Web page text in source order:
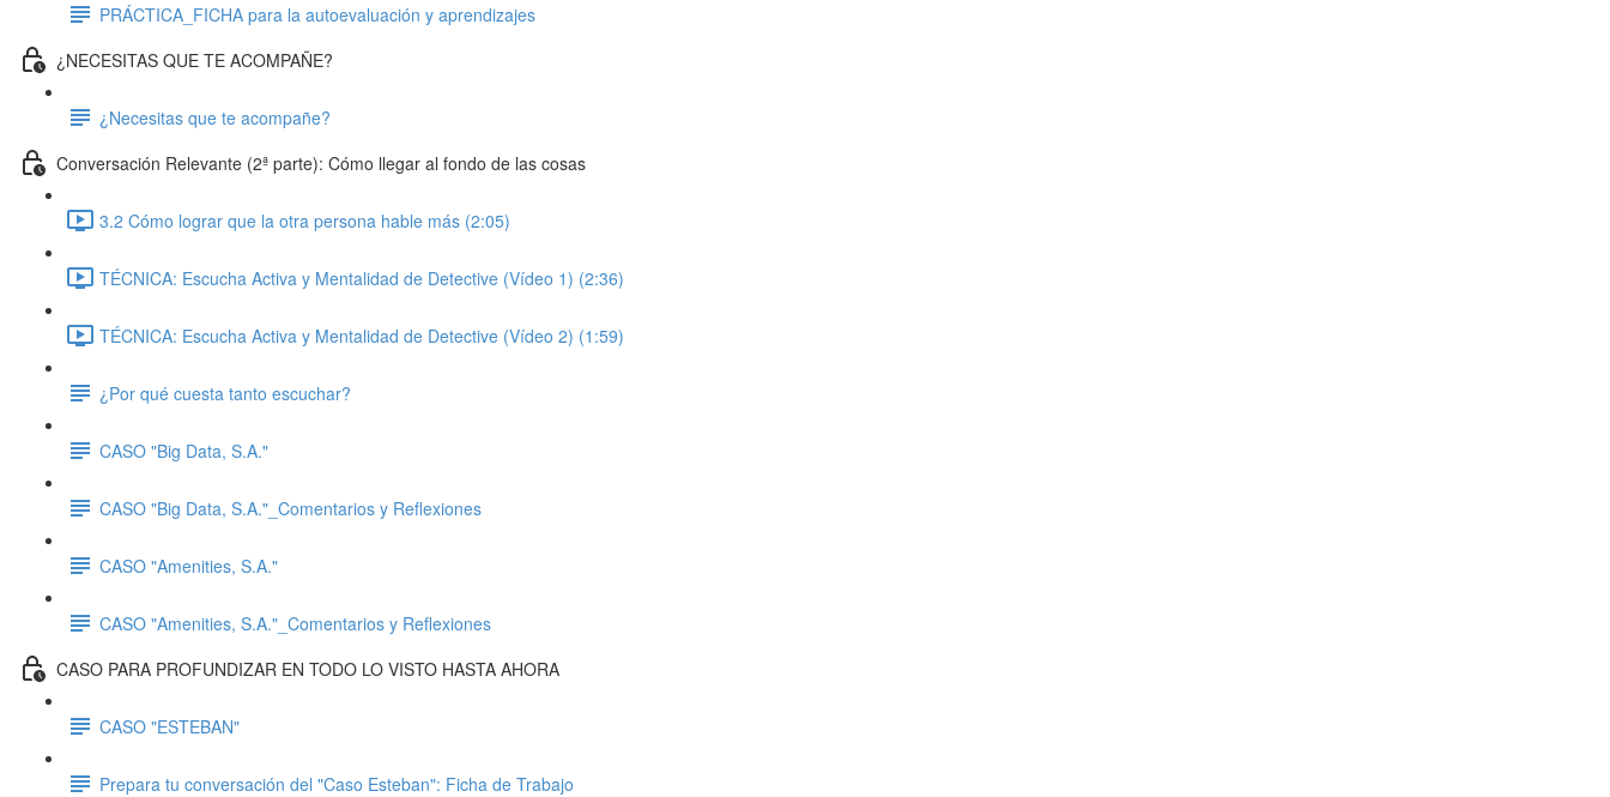
PRÁCTICA_FICHA para la autoevaluación y aprendizajes
¿NECESITAS QUE TE ACOMPAÑE?
¿Necesitas que te acompañe?
Conversación Relevante (2ª parte): Cómo llegar al fondo de las cosas
3.2 Cómo lograr que la otra persona hable más (2:05)
TÉCNICA: Escucha Activa y Mentalidad de Detective (Vídeo 1) (2:36)
TÉCNICA: Escucha Activa y Mentalidad de Detective (Vídeo 2) (1:59)
¿Por qué cuesta tanto escuchar?
CASO "Big Data, S.A."
CASO "Big Data, S.A."_Comentarios y Reflexiones
CASO "Amenities, S.A."
CASO "Amenities, S.A."_Comentarios y Reflexiones
CASO PARA PROFUNDIZAR EN TODO LO VISTO HASTA AHORA
CASO "ESTEBAN"
Prepara tu conversación del "Caso Esteban": Ficha de Trabajo